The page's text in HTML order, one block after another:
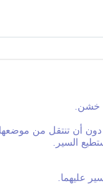
خشن.
دون أن تنتقل من
السير.
عليهما.